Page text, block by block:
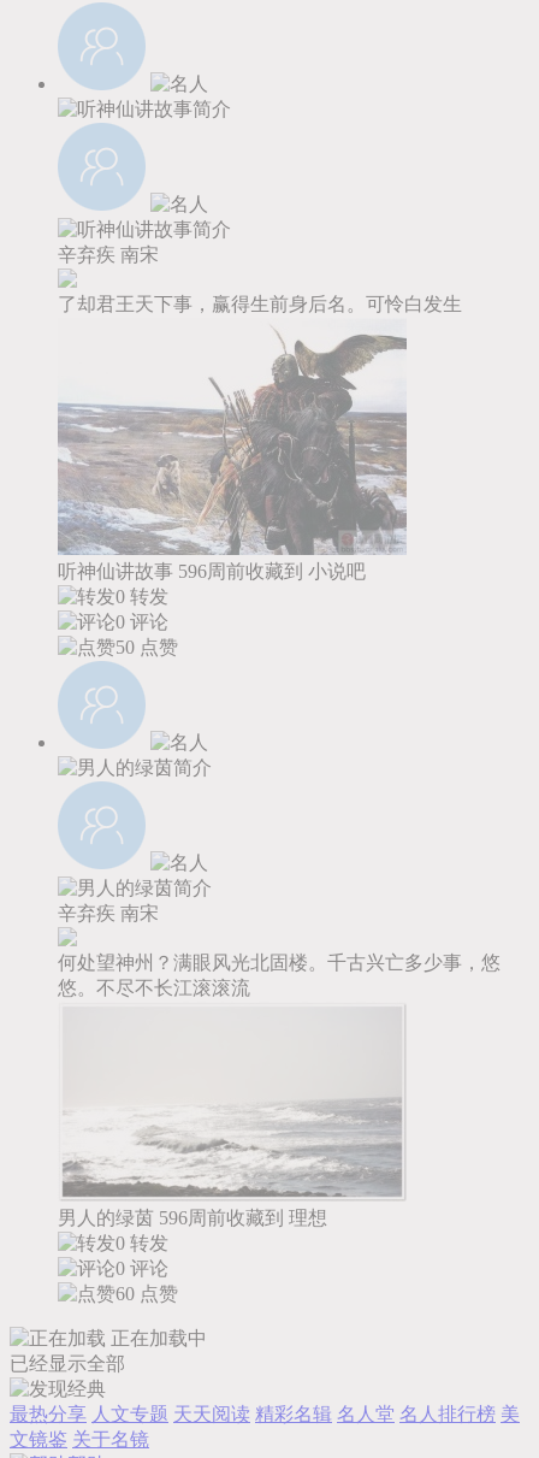
辛弃疾 南宋
了却君王天下事，赢得生前身后名。可怜白发生
听神仙讲故事 596周前收藏到 小说吧
0 转发
0 评论
50 点赞
辛弃疾 南宋
何处望神州？满眼风光北固楼。千古兴亡多少事，悠
悠。不尽不长江滚滚流
男人的绿茵 596周前收藏到 理想
0 转发
0 评论
60 点赞
正在加载中
已经显示全部
最热分享 人文专题 天天阅读 精彩名辑 名人堂 名人排行榜 美
文镜鉴 关于名镜